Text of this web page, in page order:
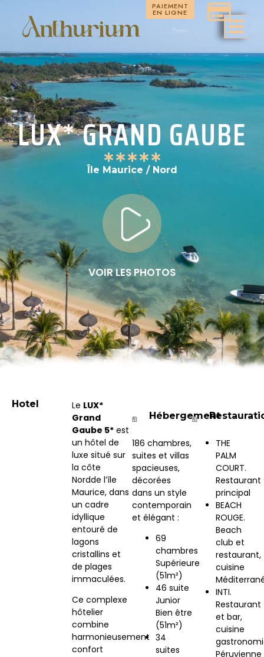
PAIEMENT
EN LIGNE
LUX* GRAND GAUBE
Île Maurice / Nord
VOIR LES PHOTOS
Hotel Le LUX*
Grand
Gaube 5* est
un hôtel de
luxe situé sur
la côte
Nordde l’île
Maurice, dans
un cadre
idyllique
entouré de
lagons
cristallins et
de plages
immaculées.
Ce complexe
hôtelier
combine
harmonieusement
confort
Hébergement
186 chambres,
suites et villas
spacieuses,
décorées
dans un style
contemporain
et élégant :
69
chambres
Supérieure
(51m²)
46 suite
Junior
Bien être
(51m²)
34
suites
THE
PALM
COURT.
Restaurant
principal
BEACH
ROUGE.
Beach
club et
restaurant,
cuisine
INTI.
Restaurant
et bar,
cuisine
Péruvienne